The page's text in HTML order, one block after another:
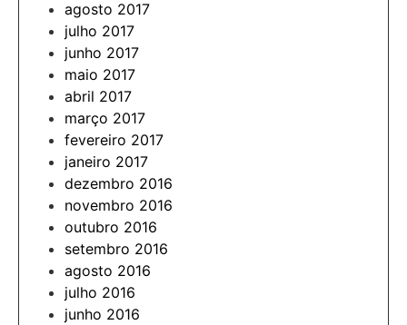
agosto 2017
julho 2017
junho 2017
maio 2017
abril 2017
março 2017
fevereiro 2017
janeiro 2017
dezembro 2016
novembro 2016
outubro 2016
setembro 2016
agosto 2016
julho 2016
junho 2016